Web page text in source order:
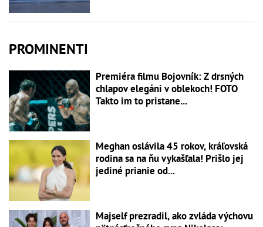
PROMINENTI
Premiéra filmu Bojovník: Z drsných
chlapov elegáni v oblekoch! FOTO
Takto im to pristane...
Meghan oslávila 45 rokov, kráľovská
rodina sa na ňu vykašľala! Prišlo jej
jediné prianie od...
Majself prezradil, ako zvláda výchovu